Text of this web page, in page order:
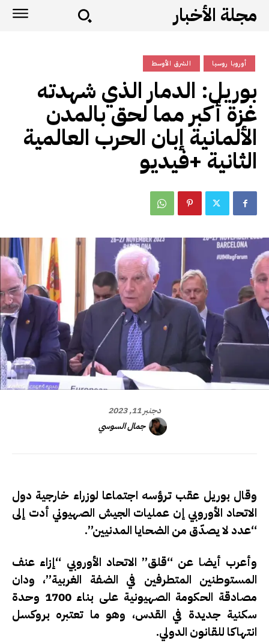
مجلة الأخبار
أوروبا روسيا الشرق الأوسط
بوريل: الدمار الذي شهدته
غزة أكبر مما لحق بالمدن
الألمانية إبان الحرب العالمية
الثانية +فيديو
دجنبر 11, 2023
جمال السوسي
وقال بوريل عقب ترؤسه اجتماعا لوزراء خارجية دول
الاتحاد الأوروبي إن عمليات الجيش الصهيوني أدت إلى
“عدد لا يصدّق من الضحايا المدنيين”.
وأعرب أيضا عن “قلق” الاتحاد الأوروبي “إزاء عنف
المستوطنين المتطرفين في الضفة الغربية”، ودان
مصادقة الحكومة الصهيونية على بناء 1700 وحدة
سكنية جديدة في القدس، وهو ما تعتبره بروكسل
انتهاكا للقانون الدولي.